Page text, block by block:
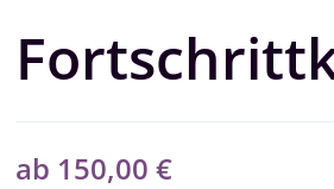
ab 150,00 €